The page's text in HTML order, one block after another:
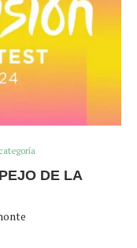
DE LA